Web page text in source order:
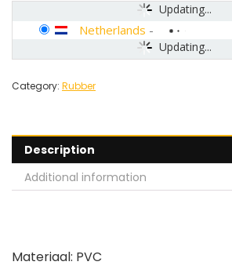
Updating...
Updating...
Netherlands -
Category: Rubber
Description
Additional information
Materiaal: PVC